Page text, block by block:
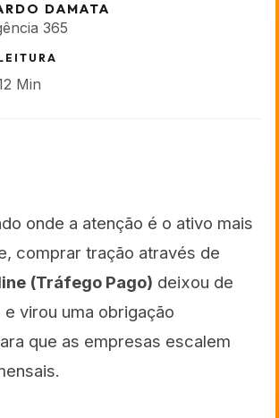
DAMATA
365
Min
onde a atenção é o ativo mais
comprar tração através de
(Tráfego Pago) deixou de
virou uma obrigação
que as empresas escalem